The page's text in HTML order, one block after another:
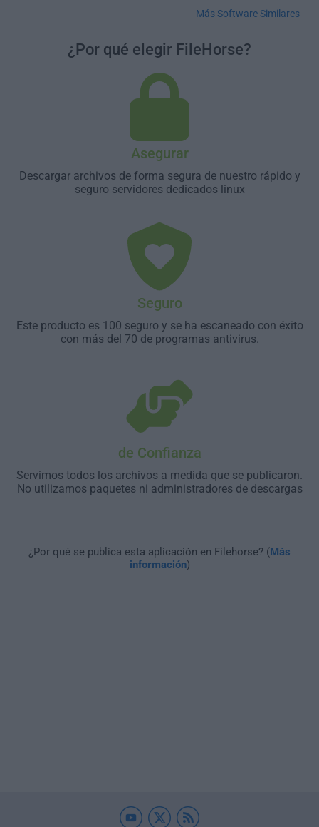
Más Software Similares
¿Por qué elegir FileHorse?
Asegurar
Descargar archivos de forma segura de nuestro rápido y
seguro servidores dedicados linux
Seguro
Este producto es 100 seguro y se ha escaneado con éxito
con más del 70 de programas antivirus.
de Confianza
Servimos todos los archivos a medida que se publicaron.
No utilizamos paquetes ni administradores de descargas
¿Por qué se publica esta aplicación en Filehorse? (Más
información)